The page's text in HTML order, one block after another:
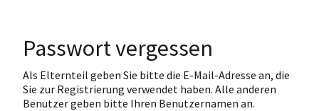
Passwort vergessen
Als Elternteil geben Sie bitte die E-Mail-Adresse an, die
Sie zur Registrierung verwendet haben. Alle anderen
Benutzer geben bitte Ihren Benutzernamen an.